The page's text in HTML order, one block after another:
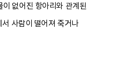
이 없어진 항아리와 관계된
사람이 떨어져 죽거나